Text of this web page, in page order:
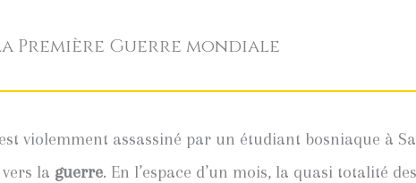
Première Guerre mondiale
violemment assassiné par un étudiant bosniaque à
la guerre. En l’espace d’un mois, la quasi totalité